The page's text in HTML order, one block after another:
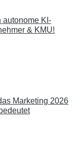
autonome KI-
& KMU!
Marketing 2026